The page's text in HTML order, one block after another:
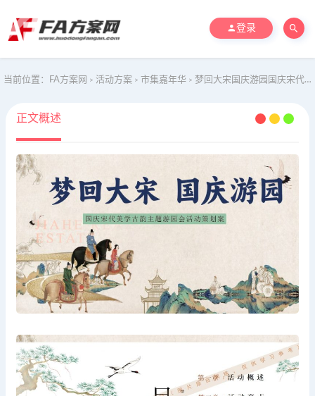
登录
当前位置： FA方案网 > 活动方案 > 市集嘉年华 > 梦回大宋国庆游园国庆宋代美学古韵主题地产嘉年华活动策划方案
正文概述